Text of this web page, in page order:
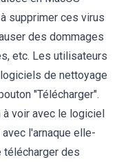
supprimer ces virus
des dommages
etc. Les utilisateurs
de nettoyage
"Télécharger".
à voir avec le logiciel
l'arnaque elle-
télécharger des